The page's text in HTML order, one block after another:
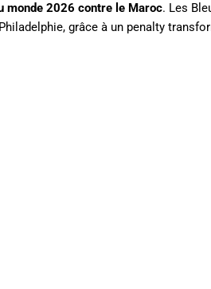
monde 2026 contre le Maroc. Les
grâce à un penalty